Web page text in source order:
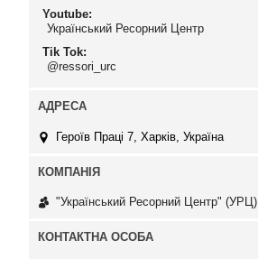
Youtube
Український Ресорний Центр
Tik Tok
@ressori_urc
Героїв Праці 7, Харків, Україна
"Український Ресорний Центр" (УРЦ)